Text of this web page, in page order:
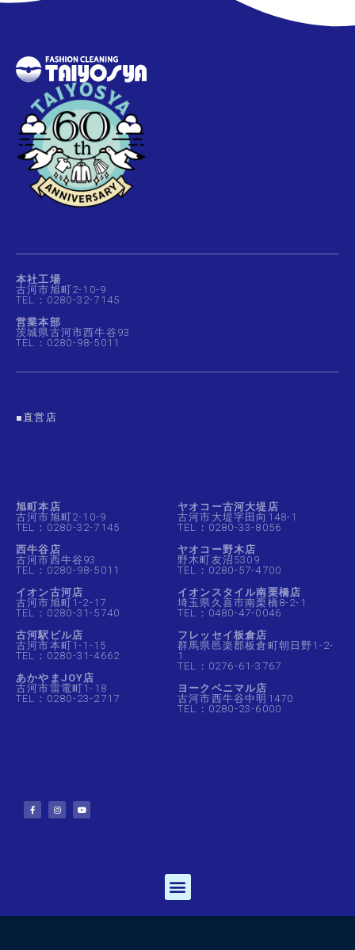
本社工場
古河市旭町2-10-9
TEL：0280-32-7145
営業本部
茨城県古河市西牛谷93
TEL：0280-98-5011
■直営店
旭町本店
古河市旭町2-10-9
TEL：0280-32-7145
西牛谷店
古河市西牛谷93
TEL：0280-98-5011
イオン古河店
古河市旭町1-2-17
TEL：0280-31-5740
古河駅ビル店
古河市本町1-1-15
TEL：0280-31-4662
あかやまJOY店
古河市雷電町1-18
TEL：0280-23-2717
ヤオコー古河大堤店
古河市大堤字田向148-1
TEL：0280-33-8056
ヤオコー野木店
野木町友沼5309
TEL：0280-57-4700
イオンスタイル南栗橋店
埼玉県久喜市南栗橋8-2-1
TEL：0480-47-0046
フレッセイ板倉店
群馬県邑楽郡板倉町朝日野1-2-
1
TEL：0276-61-3767
ヨークベニマル店
古河市西牛谷中明1470
TEL：0280-23-6000